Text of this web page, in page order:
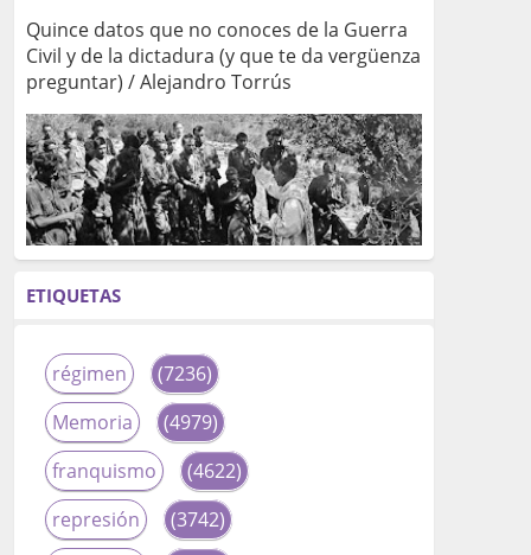
Quince datos que no conoces de la Guerra
Civil y de la dictadura (y que te da vergüenza
preguntar) / Alejandro Torrús
ETIQUETAS
régimen
(7236)
Memoria
(4979)
franquismo
(4622)
represión
(3742)